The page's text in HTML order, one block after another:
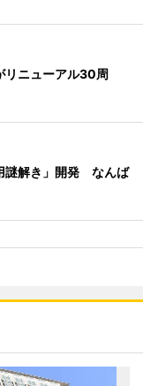
リニューアル30周
謎解き」開発 なんば